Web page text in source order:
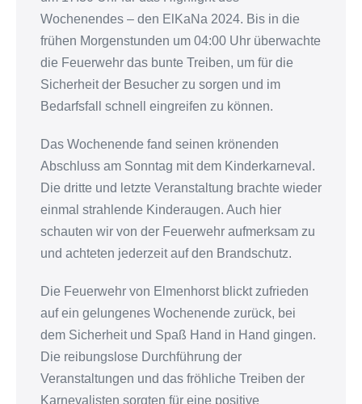
Wochenendes – den ElKaNa 2024. Bis in die
frühen Morgenstunden um 04:00 Uhr überwachte
die Feuerwehr das bunte Treiben, um für die
Sicherheit der Besucher zu sorgen und im
Bedarfsfall schnell eingreifen zu können.
Das Wochenende fand seinen krönenden
Abschluss am Sonntag mit dem Kinderkarneval.
Die dritte und letzte Veranstaltung brachte wieder
einmal strahlende Kinderaugen. Auch hier
schauten wir von der Feuerwehr aufmerksam zu
und achteten jederzeit auf den Brandschutz.
Die Feuerwehr von Elmenhorst blickt zufrieden
auf ein gelungenes Wochenende zurück, bei
dem Sicherheit und Spaß Hand in Hand gingen.
Die reibungslose Durchführung der
Veranstaltungen und das fröhliche Treiben der
Karnevalisten sorgten für eine positive